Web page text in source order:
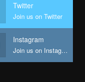
Twitter
Join us on Twitter
Instagram
Join us on Instagram